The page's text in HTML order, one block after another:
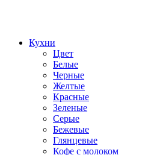
Кухни
Цвет
Белые
Черные
Желтые
Красные
Зеленые
Серые
Бежевые
Глянцевые
Кофе с молоком